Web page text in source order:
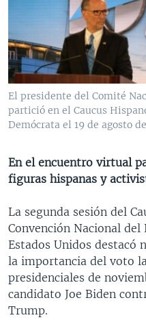
VENEZUELA
NICARAGUA
ECONOMÍA
ENTRETENIMIENTO Y
TECNOLOGÍA
DEPORTES
CIENCIA Y SALUD
MULTIMEDIA
FOTOGRAFÍA
AUDIOS
PROGRAMAS TV
EL MUNDO AL DÍA
FORO INTERAMERICANO
VISIÓN 360
PANORAMA
RADIO
AVANCE INFORMATIVO
AUDIONOTICIAS
ESTADOS UNIDOS AL DÍA
EL MUNDO AL DÍA [RADIO]
FORO [RADIO]
DEPORTIVO
NOTA ECONÓMICA
ENTRETENIMIENTO
DIRECT
DOCUMENTALES DE LA VOA
SÍGANOS
Idiomas
El presidente del Comité
partició en el Caucus
Demócrata el 19 de agosto
En el encuentro virtual
figuras hispanas y
La segunda sesión del
Convención Nacional
Estados Unidos destacó
la importancia del voto
presidenciales de
candidato Joe Biden
Trump.